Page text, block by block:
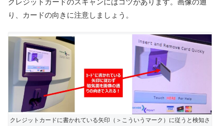
クレジットカードのスキャンにはコツがあります。画像の通
り、カードの向きに注意しましょう。
クレジットカードに書かれている矢印（＞こういうマーク）に従うと検知さ